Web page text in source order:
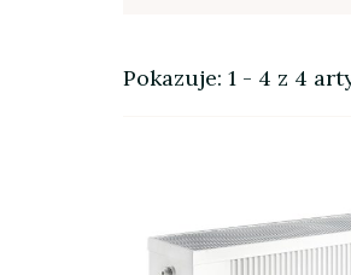
Pokazuje: 1 - 4 z 4